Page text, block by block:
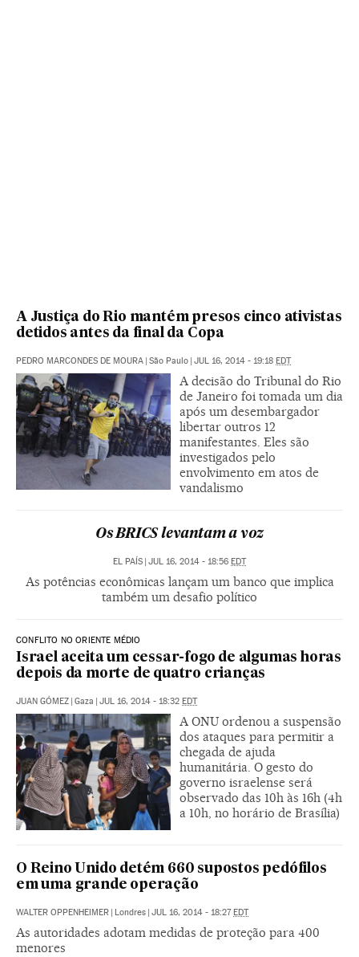
A Justiça do Rio mantém presos cinco ativistas
detidos antes da final da Copa
PEDRO MARCONDES DE MOURA São Paulo JUL 16, 2014 - 19:18 EDT
A decisão do Tribunal do Rio
de Janeiro foi tomada um dia
após um desembargador
libertar outros 12
manifestantes. Eles são
investigados pelo
envolvimento em atos de
vandalismo
Os BRICS levantam a voz
EL PAÍS JUL 16, 2014 - 18:56 EDT
As potências econômicas lançam um banco que implica
também um desafio político
CONFLITO NO ORIENTE MÉDIO
Israel aceita um cessar-fogo de algumas horas
depois da morte de quatro crianças
JUAN GÓMEZ Gaza JUL 16, 2014 - 18:32 EDT
A ONU ordenou a suspensão
dos ataques para permitir a
chegada de ajuda
humanitária. O gesto do
governo israelense será
observado das 10h às 16h (4h
a 10h, no horário de Brasília)
O Reino Unido detém 660 supostos pedófilos
em uma grande operação
WALTER OPPENHEIMER | Londres | JUL 16, 2014 - 18:27EDT
As autoridades adotam medidas de proteção para 400
menores